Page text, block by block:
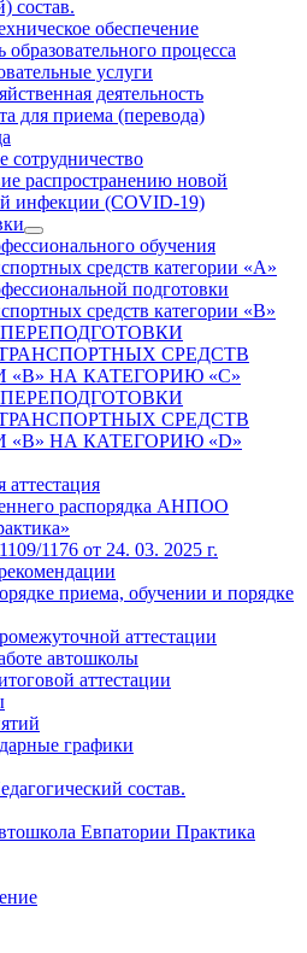
состав.
обеспечение
процесса
услуги
деятельность
для приема (перевода)
распространению новой
инфекции (COVID-19)
обучения
средств категории «А»
подготовки
средств категории «В»
СРЕДСТВ
«B» НА КАТЕГОРИЮ «C»
СРЕДСТВ
«B» НА КАТЕГОРИЮ «D»
распорядка АНПОО
1176 от 24. 03. 2025 г.
приема, обучении и порядке
аттестации
автошколы
аттестации
графики
состав.
Евпатории Практика